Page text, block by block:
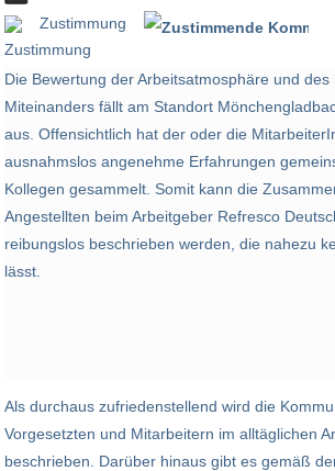
Zustimmung
Die Bewertung der Arbeitsatmosphäre und des
Miteinanders fällt am Standort
aus. Offensichtlich hat der oder die
ausnahmslos angenehme Erfahrungen
Kollegen gesammelt. Somit kann die
Angestellten beim Arbeitgeber Refresco
reibungslos beschrieben werden, die nahezu
lässt.
Als durchaus zufriedenstellend wird die
Vorgesetzten und Mitarbeitern im alltäglichen
beschrieben. Darüber hinaus gibt es gemäß